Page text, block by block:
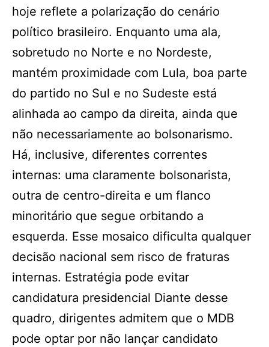
hoje reflete a polarização do cenário
político brasileiro. Enquanto uma ala,
sobretudo no Norte e no Nordeste,
mantém proximidade com Lula, boa parte
do partido no Sul e no Sudeste está
alinhada ao campo da direita, ainda que
não necessariamente ao bolsonarismo.
Há, inclusive, diferentes correntes
internas: uma claramente bolsonarista,
outra de centro-direita e um flanco
minoritário que segue orbitando a
esquerda. Esse mosaico dificulta qualquer
decisão nacional sem risco de fraturas
internas. Estratégia pode evitar
candidatura presidencial Diante desse
quadro, dirigentes admitem que o MDB
pode optar por não lançar candidato